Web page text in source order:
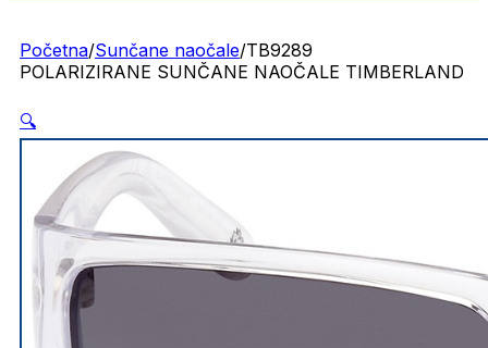
Početna/Sunčane naočale/TB9289
POLARIZIRANE SUNČANE NAOČALE TIMBERLAND
🔍